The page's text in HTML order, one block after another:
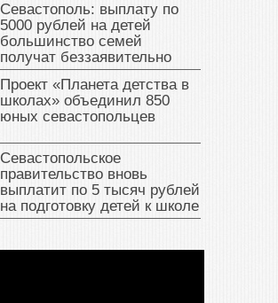
Севастополь: выплату по
5000 рублей на детей
большинство семей
получат беззаявительно
Проект «Планета детства в
школах» объединил 850
юных севастопольцев
Севастопольское
правительство вновь
выплатит по 5 тысяч рублей
на подготовку детей к школе